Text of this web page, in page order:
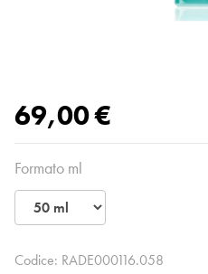
69,00 €
Formato ml
Codice: RADE000116.058